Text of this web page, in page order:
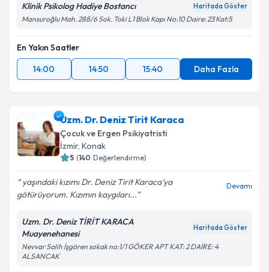
Klinik Psikolog Hadiye Bostancı Haritada Göster
Mansuroğlu Mah. 288/6 Sok. Toki L1 Blok Kapı No:10 Daire: 23 Kat:5
En Yakın Saatler
14:00
14:50 15:40 Daha Fazla
Uzm. Dr. Deniz Tirit Karaca
Çocuk ve Ergen Psikiyatristi
İzmir, Konak
5 (140 Değerlendirme)
yaşındaki kızımı Dr. Deniz Tirit Karaca’ya
götürüyorum. Kızımın kaygıları...
Devamı
Uzm. Dr. Deniz TİRİT KARACA
Muayenehanesi
Haritada Göster
Nevvar Salih İşgören sokak no:1/1 GÖKER APT KAT: 2 DAİRE: 4
ALSANCAK